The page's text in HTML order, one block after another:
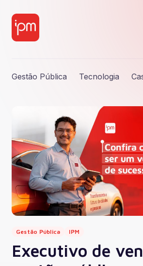
Gestão Pública Tecnologia
Gestão Pública IPM
Executivo de